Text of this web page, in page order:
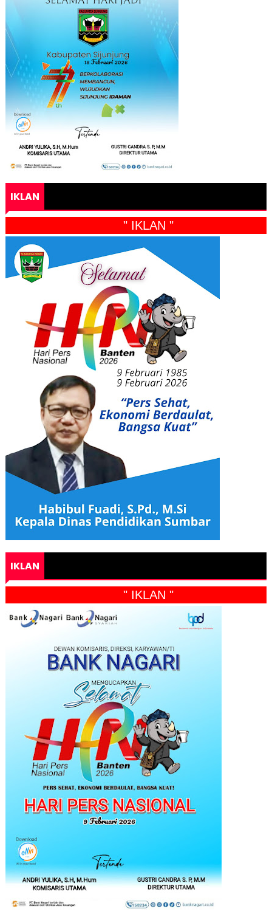
IKLAN
" IKLAN "
IKLAN
" IKLAN "